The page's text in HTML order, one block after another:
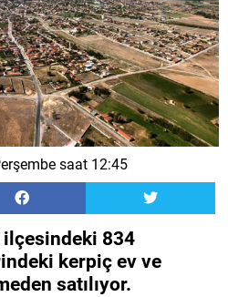
saat 12:45
ilçesindeki 834
kerpiç ev ve
satılıyor.